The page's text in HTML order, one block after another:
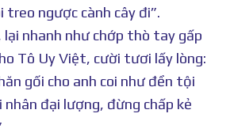
ngược cành cây đi”.
nhanh như chớp thò tay gấp
Tô Uy Việt, cười tươi lấy lòng:
gối cho anh coi như đền tội
nhân đại lượng, đừng chấp kẻ